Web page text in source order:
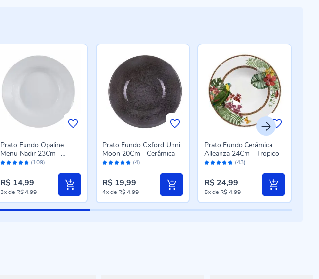
Avaliação: (109)
Prato Fundo Opaline
Menu Nadir 23Cm -
Branco
R$ 14,99
3xde R$ 4,99
Avaliação: (4)
Prato Fundo Oxford Unni
Moon 20Cm - Cerâmica
R$ 19,99
4xde R$ 4,99
Avaliação: (43)
Prato Fundo Cerâmica
Alleanza 24Cm - Tropico
R$ 24,99
5xde R$ 4,99